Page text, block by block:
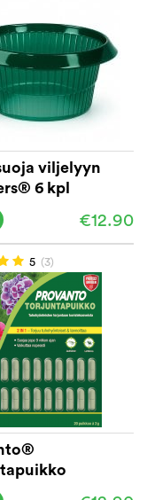
viljelyyn
6 kpl
€12.90
5 (3)